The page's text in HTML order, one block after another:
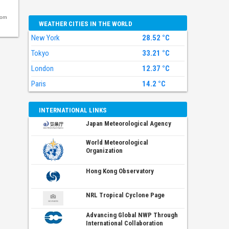
WEATHER CITIES IN THE WORLD
New York
28.52 °C
Tokyo
33.21 °C
London
12.37 °C
Paris
14.2 °C
INTERNATIONAL LINKS
Japan Meteorological Agency
World Meteorological
Organization
Hong Kong Observatory
NRL Tropical Cyclone Page
Advancing Global NWP Through
International Collaboration